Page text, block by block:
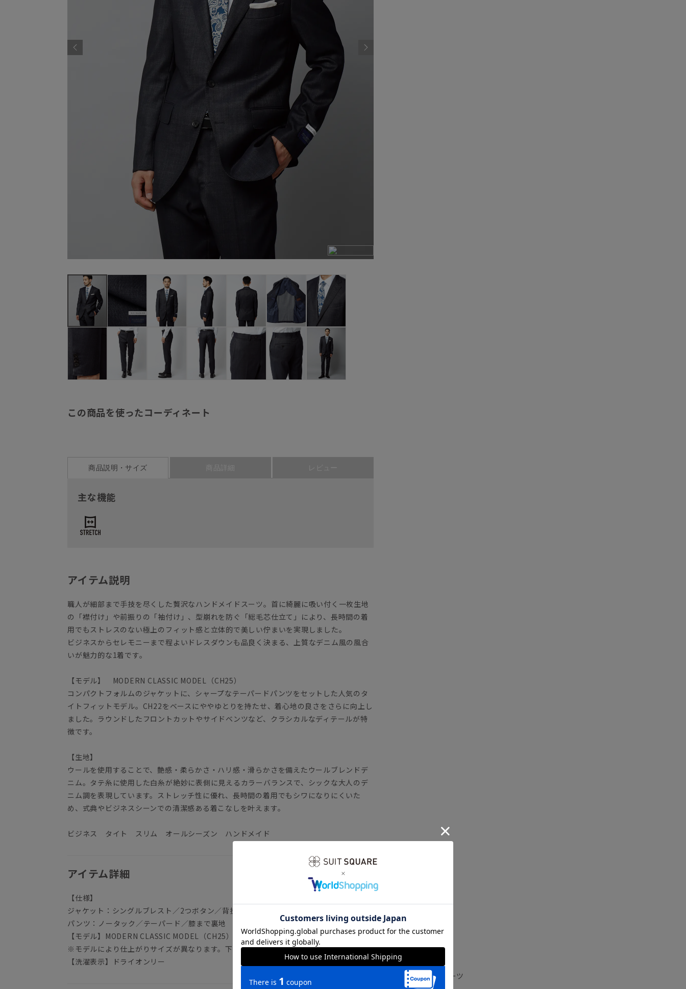
この商品を使ったコーディネート
商品説明・サイズ 商品詳細 レビュー
主な機能
アイテム説明
職人が細部まで手技を尽くした贅沢なハンドメイドスーツ。首に綺麗に吸い付く一枚生地
の「襟付け」や前振りの「袖付け」、型崩れを防ぐ「総毛芯仕立て」により、長時間の着
用でもストレスのない極上のフィット感と立体的で美しい佇まいを実現しました。
ビジネスからセレモニーまで程よいドレスダウンも品良く決まる、上質なデニム風の風合
いが魅力的な1着です。
【モデル】 MODERN CLASSIC MODEL（CH25）
コンパクトフォルムのジャケットに、シャープなテーパードパンツをセットした人気のタ
イトフィットモデル。CH22をベースにややゆとりを持たせ、着心地の良さをさらに向上し
ました。ラウンドしたフロントカットやサイドベンツなど、クラシカルなディテールが特
徴です。
【生地】
ウールを使用することで、艶感・柔らかさ・ハリ感・滑らかさを備えたウールブレンドデ
ニム。タテ糸に使用した白糸が絶妙に表側に見えるカラーバランスで、シックな大人のデ
ニム調を表現しています。ストレッチ性に優れ、長時間の着用でもシワになりにくいた
め、式典やビジネスシーンでの清潔感ある着こなしを叶えます。
ビジネス タイト スリム オールシーズン ハンドメイド
アイテム詳細
【仕様】
ジャケット：シングルブレスト／2つボタン／背抜き仕立て／本切羽／サイドベンツ
パンツ：ノータック／テーパード／膝まで裏地
【モデル】MODERN CLASSIC MODEL（CH25）
※モデルにより仕上がりサイズが異なります。下記のサイズ詳細を必ずご確認下さい。
【洗濯表示】ドライオンリー
通年／ハンドメイドスーツ